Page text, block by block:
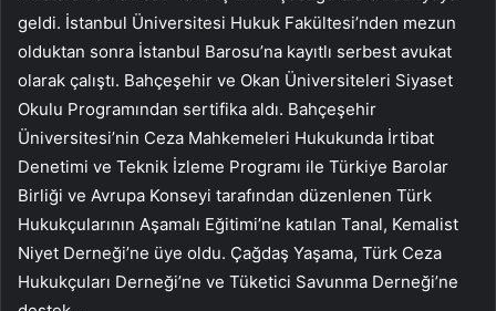
geldi. İstanbul Üniversitesi Hukuk Fakültesi’nden mezun
olduktan sonra İstanbul Barosu’na kayıtlı serbest avukat
olarak çalıştı. Bahçeşehir ve Okan Üniversiteleri Siyaset
Okulu Programından sertifika aldı. Bahçeşehir
Üniversitesi’nin Ceza Mahkemeleri Hukukunda İrtibat
Denetimi ve Teknik İzleme Programı ile Türkiye Barolar
Birliği ve Avrupa Konseyi tarafından düzenlenen Türk
Hukukçularının Aşamalı Eğitimi’ne katılan Tanal, Kemalist
Niyet Derneği’ne üye oldu. Çağdaş Yaşama, Türk Ceza
Hukukçuları Derneği’ne ve Tüketici Savunma Derneği’ne